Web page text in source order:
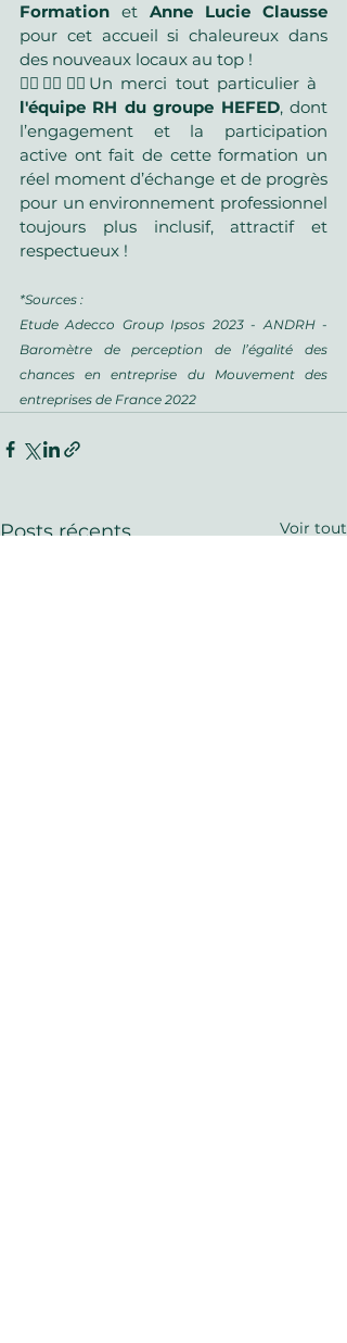
Formation et Anne Lucie Clausse
pour cet accueil si chaleureux dans
des nouveaux locaux au top !
l'équipe RH du groupe HEFED, dont
l’engagement et la participation
active ont fait de cette formation un
réel moment d’échange et de progrès
pour un environnement professionnel
toujours plus inclusif, attractif et
respectueux !
*Sources :
Etude Adecco Group Ipsos 2023 - ANDRH -
Baromètre de perception de l’égalité des
chances en entreprise du Mouvement des
entreprises de France 2022
Posts récents Voir tout